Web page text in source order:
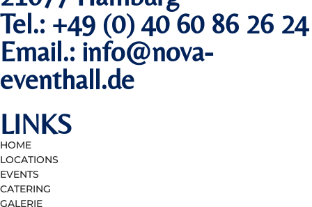
Tel.: +49 (0) 40 60 86 26 24
Email.: info@nova-
eventhall.de
LINKS
HOME
LOCATIONS
EVENTS
CATERING
GALERIE